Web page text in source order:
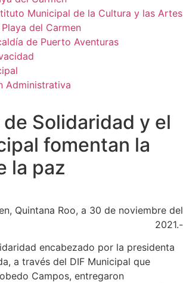
Municipal de la Cultura y las Artes
del Carmen
de Puerto Aventuras
Administrativa
Solidaridad y el
fomentan la
la paz
Quintana Roo, a 30 de noviembre del
2021.-
encabezado por la presidenta
a través del DIF Municipal que
Campos, entregaron